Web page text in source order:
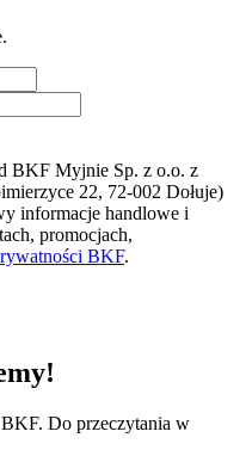
BKF Myjnie Sp. z o.o. z
22, 72-002 Dołuje)
informacje handlowe i
promocjach,
BKF.
Do przeczytania w